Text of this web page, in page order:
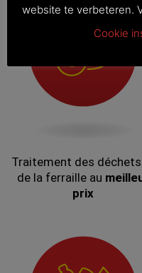
Traitement des
de la ferraille au
prix
website te verbeteren.
Cookie